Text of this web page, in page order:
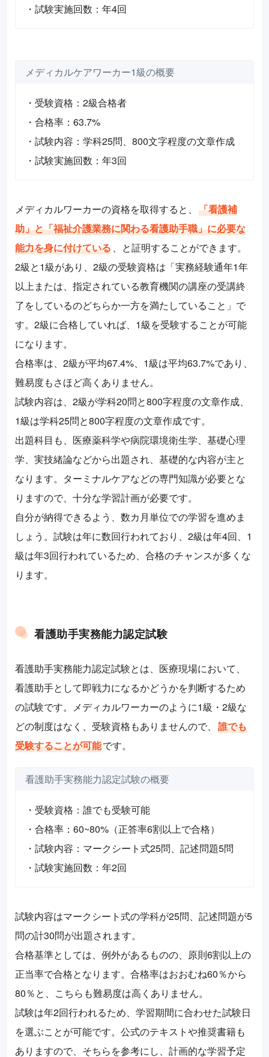
・試験実施回数：年4回
メディカルケアワーカー1級の概要
・受験資格：2級合格者
・合格率：63.7%
・試験内容：学科25問、800文字程度の文章作成
・試験実施回数：年3回
メディカルワーカーの資格を取得すると、 「看護補
助」と「福祉介護業務に関わる看護助手職」に必要な
能力を身に付けている、と証明することができます。
2級と1級があり、2級の受験資格は「実務経験通年1年
以上または、指定されている教育機関の講座の受講終
了をしているのどちらか一方を満たしていること」で
す。2級に合格していれば、1級を受験することが可能
になります。
合格率は、2級が平均67.4%、1級は平均63.7%であり、
難易度もさほど高くありません。
試験内容は、2級が学科20問と800字程度の文章作成、
1級は学科25問と800字程度の文章作成です。
出題科目も、医療薬科学や病院環境衛生学、基礎心理
学、実技緒論などから出題され、基礎的な内容が主と
なります。ターミナルケアなどの専門知識が必要とな
りますので、十分な学習計画が必要です。
自分が納得できるよう、数カ月単位での学習を進めま
しょう。試験は年に数回行われており、2級は年4回、1
級は年3回行われているため、合格のチャンスが多くな
ります。
看護助手実務能力認定試験
看護助手実務能力認定試験とは、医療現場において、
看護助手として即戦力になるかどうかを判断するため
の試験です。メディカルワーカーのように1級・2級な
どの制度はなく、受験資格もありませんので、 誰でも
受験することが可能です。
看護助手実務能力認定試験の概要
・受験資格：誰でも受験可能
・合格率：60~80%（正答率6割以上で合格）
・試験内容：マークシート式25問、記述問題5問
・試験実施回数：年2回
試験内容はマークシート式の学科が25問、記述問題が5
問の計30問が出題されます。
合格基準としては、例外があるものの、原則6割以上の
正当率で合格となります。合格率はおおむね60％から
80％と、こちらも難易度は高くありません。
試験は年2回行われるため、学習期間に合わせた試験日
を選ぶことが可能です。公式のテキストや推奨書籍も
ありますので、そちらを参考にし、計画的な学習予定